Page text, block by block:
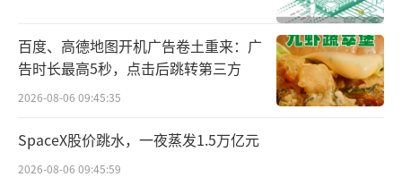
百度、高德地图开机广告卷土重来：广
告时长最高5秒，点击后跳转第三方
2026-08-06 09:45:35
SpaceX股价跳水，一夜蒸发1.5万亿元
2026-08-06 09:45:59